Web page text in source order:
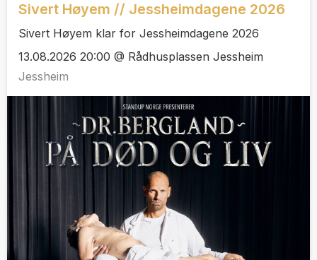
Sivert Høyem // Jessheimdagene 2026
Sivert Høyem klar for Jessheimdagene 2026
13.08.2026 20:00 @ Rådhusplassen Jessheim
Jessheim